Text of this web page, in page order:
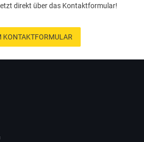
direkt über das Kontaktformular!
KONTAKTFORMULAR